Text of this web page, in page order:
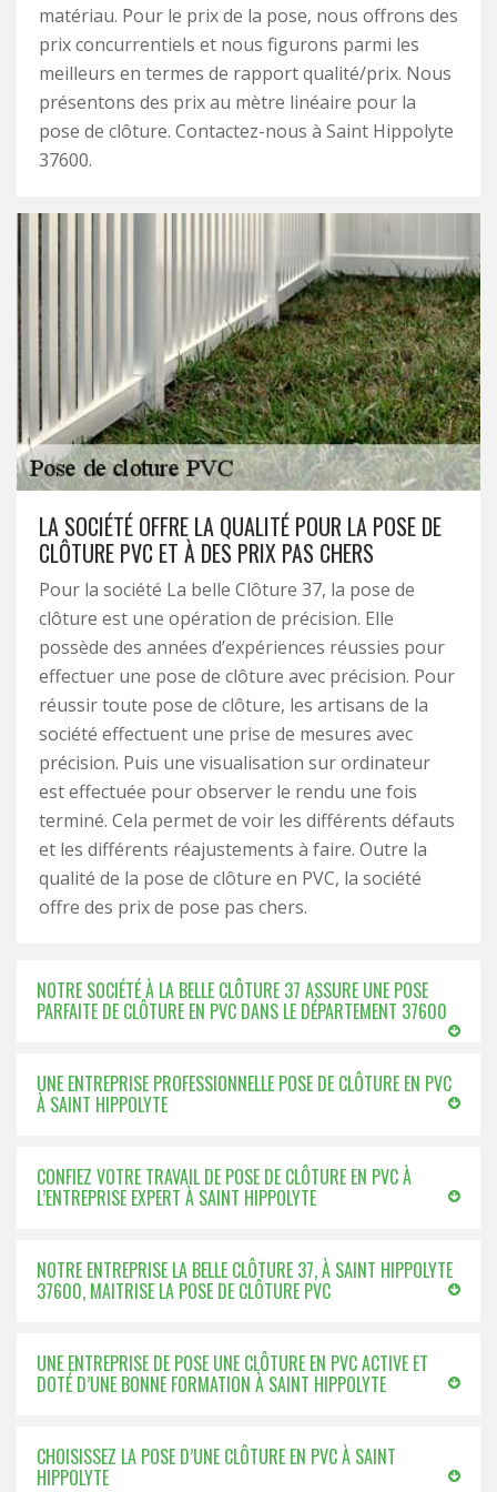
matériau. Pour le prix de la pose, nous offrons des
prix concurrentiels et nous figurons parmi les
meilleurs en termes de rapport qualité/prix. Nous
présentons des prix au mètre linéaire pour la
pose de clôture. Contactez-nous à Saint Hippolyte
37600.
LA SOCIÉTÉ OFFRE LA QUALITÉ POUR LA POSE DE
CLÔTURE PVC ET À DES PRIX PAS CHERS
Pour la société La belle Clôture 37, la pose de
clôture est une opération de précision. Elle
possède des années d’expériences réussies pour
effectuer une pose de clôture avec précision. Pour
réussir toute pose de clôture, les artisans de la
société effectuent une prise de mesures avec
précision. Puis une visualisation sur ordinateur
est effectuée pour observer le rendu une fois
terminé. Cela permet de voir les différents défauts
et les différents réajustements à faire. Outre la
qualité de la pose de clôture en PVC, la société
offre des prix de pose pas chers.
NOTRE SOCIÉTÉ À LA BELLE CLÔTURE 37 ASSURE UNE POSE
PARFAITE DE CLÔTURE EN PVC DANS LE DÉPARTEMENT 37600
UNE ENTREPRISE PROFESSIONNELLE POSE DE CLÔTURE EN PVC
À SAINT HIPPOLYTE
CONFIEZ VOTRE TRAVAIL DE POSE DE CLÔTURE EN PVC À
L’ENTREPRISE EXPERT À SAINT HIPPOLYTE
NOTRE ENTREPRISE LA BELLE CLÔTURE 37, À SAINT HIPPOLYTE
37600, MAITRISE LA POSE DE CLÔTURE PVC
UNE ENTREPRISE DE POSE UNE CLÔTURE EN PVC ACTIVE ET
DOTÉ D’UNE BONNE FORMATION À SAINT HIPPOLYTE
CHOISISSEZ LA POSE D’UNE CLÔTURE EN PVC À SAINT
HIPPOLYTE